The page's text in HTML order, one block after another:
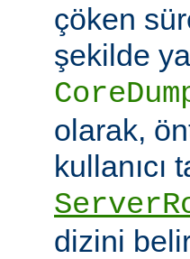
çöken
şekilde
olarak,
kullanıcı
dizini